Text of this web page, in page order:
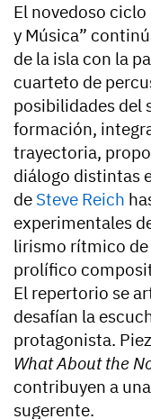
El novedoso
y Música”
de la isla con la
cuarteto de
posibilidades del
formación,
trayectoria,
diálogo distintas
de Steve Reich
experimentales
lirismo rítmico de
prolífico
El repertorio se
desafían la
protagonista.
What About the
contribuyen a
sugerente.